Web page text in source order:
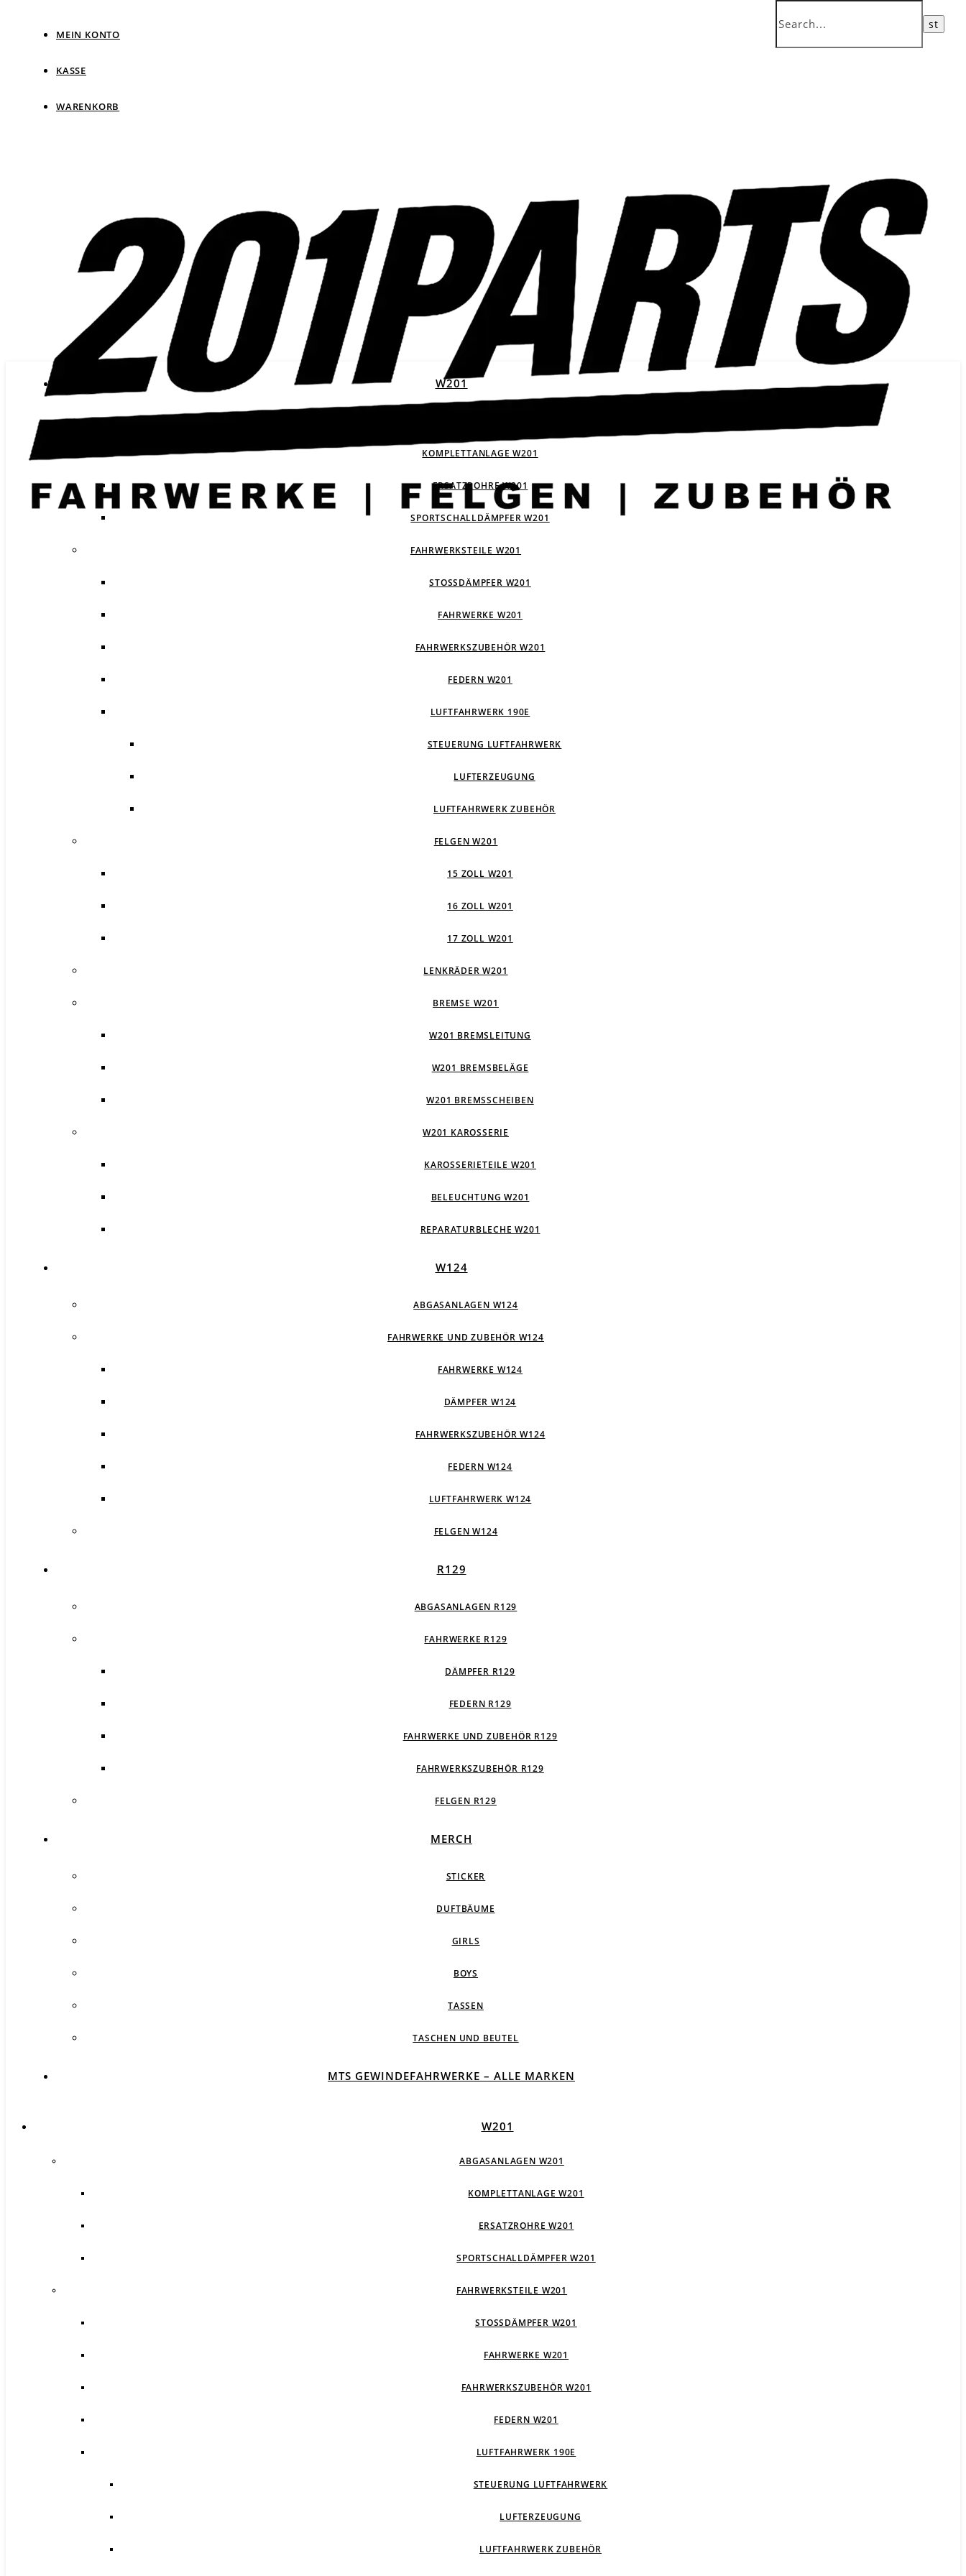
MEIN KONTO
KASSE
WARENKORB
W201
KOMPLETTANLAGE W201
ERSATZROHRE W201
SPORTSCHALLDÄMPFER W201
FAHRWERKSTEILE W201
STOSSDÄMPFER W201
FAHRWERKE W201
FAHRWERKSZUBEHÖR W201
FEDERN W201
LUFTFAHRWERK 190E
STEUERUNG LUFTFAHRWERK
LUFTERZEUGUNG
LUFTFAHRWERK ZUBEHÖR
FELGEN W201
15 ZOLL W201
16 ZOLL W201
17 ZOLL W201
LENKRÄDER W201
BREMSE W201
W201 BREMSLEITUNG
W201 BREMSBELÄGE
W201 BREMSSCHEIBEN
W201 KAROSSERIE
KAROSSERIETEILE W201
BELEUCHTUNG W201
REPARATURBLECHE W201
W124
ABGASANLAGEN W124
FAHRWERKE UND ZUBEHÖR W124
FAHRWERKE W124
DÄMPFER W124
FAHRWERKSZUBEHÖR W124
FEDERN W124
LUFTFAHRWERK W124
FELGEN W124
R129
ABGASANLAGEN R129
FAHRWERKE R129
DÄMPFER R129
FEDERN R129
FAHRWERKE UND ZUBEHÖR R129
FAHRWERKSZUBEHÖR R129
FELGEN R129
MERCH
STICKER
DUFTBÄUME
GIRLS
BOYS
TASSEN
TASCHEN UND BEUTEL
MTS GEWINDEFAHRWERKE – ALLE MARKEN
W201
ABGASANLAGEN W201
KOMPLETTANLAGE W201
ERSATZROHRE W201
SPORTSCHALLDÄMPFER W201
FAHRWERKSTEILE W201
STOSSDÄMPFER W201
FAHRWERKE W201
FAHRWERKSZUBEHÖR W201
FEDERN W201
LUFTFAHRWERK 190E
STEUERUNG LUFTFAHRWERK
LUFTERZEUGUNG
LUFTFAHRWERK ZUBEHÖR